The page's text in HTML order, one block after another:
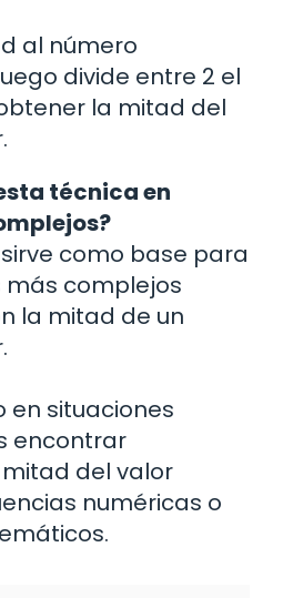
al número
divide entre 2 el
la mitad del
técnica en
como base para
más complejos
la mitad de un
en situaciones
encontrar
del valor
numéricas o